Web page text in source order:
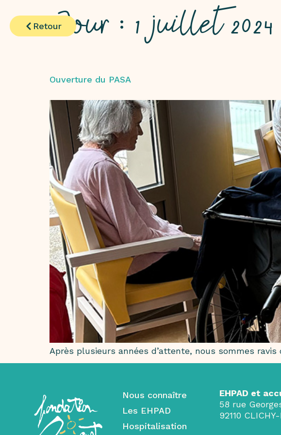
RetourJour : 1 juillet 2024
Ouverture du PASA
Après plusieurs années d’attente, nous sommes
Nous connaître
Les EHPAD
Hospitalisation
EHPAD et
58 rue
92110